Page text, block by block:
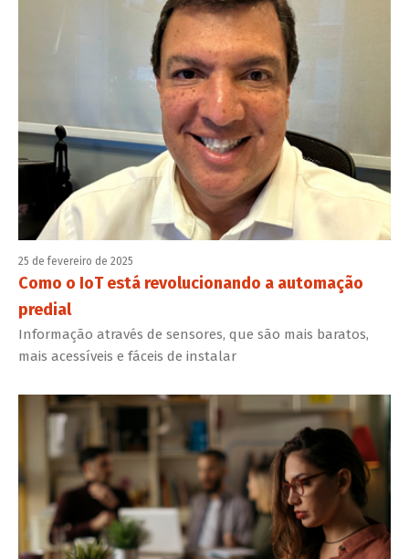
25 de fevereiro de 2025
Como o IoT está revolucionando a automação
predial
Informação através de sensores, que são mais baratos,
mais acessíveis e fáceis de instalar